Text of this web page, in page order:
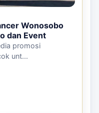
Wonosobo
dan Event
promosi
unt...